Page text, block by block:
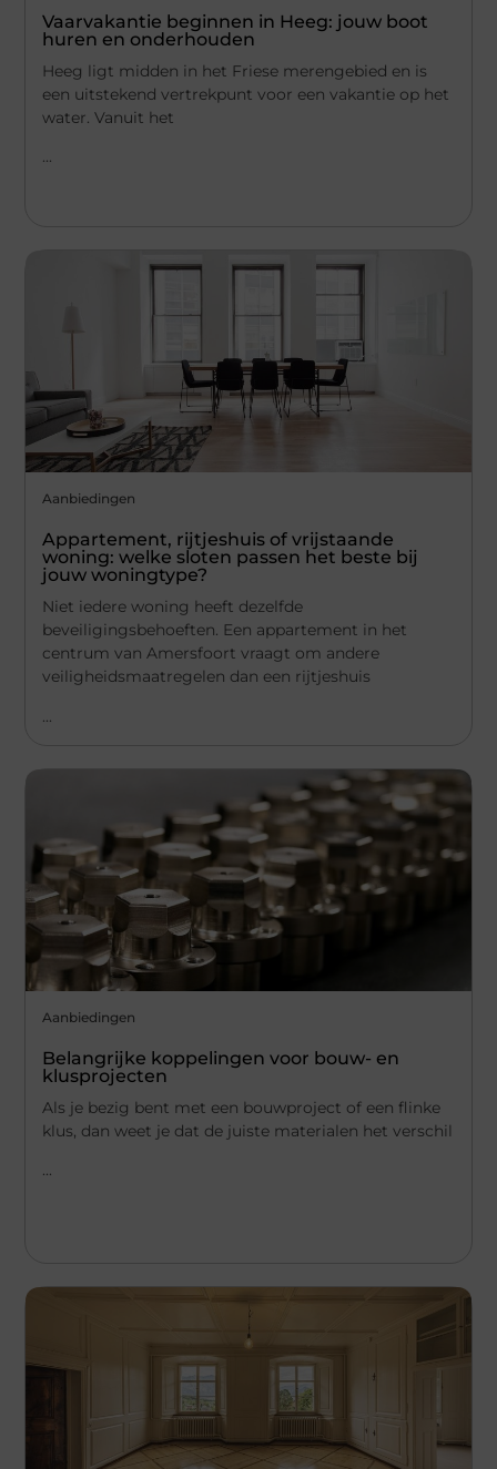
Vaarvakantie beginnen in Heeg: jouw boot
huren en onderhouden
Heeg ligt midden in het Friese merengebied en is
een uitstekend vertrekpunt voor een vakantie op het
water. Vanuit het
...
Aanbiedingen
Appartement, rijtjeshuis of vrijstaande
woning: welke sloten passen het beste bij
jouw woningtype?
Niet iedere woning heeft dezelfde
beveiligingsbehoeften. Een appartement in het
centrum van Amersfoort vraagt om andere
veiligheidsmaatregelen dan een rijtjeshuis
...
Aanbiedingen
Belangrijke koppelingen voor bouw- en
klusprojecten
Als je bezig bent met een bouwproject of een flinke
klus, dan weet je dat de juiste materialen het verschil
...